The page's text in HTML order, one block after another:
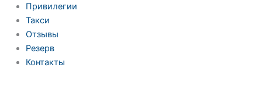
Привилегии
Такси
Отзывы
Резерв
Контакты